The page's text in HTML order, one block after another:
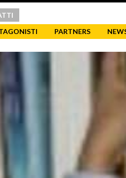
PARTNERS